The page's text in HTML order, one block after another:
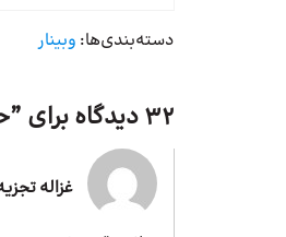
دسته‌بندی‌ها: وبینار
32 دیدگاه برای ”
غزاله